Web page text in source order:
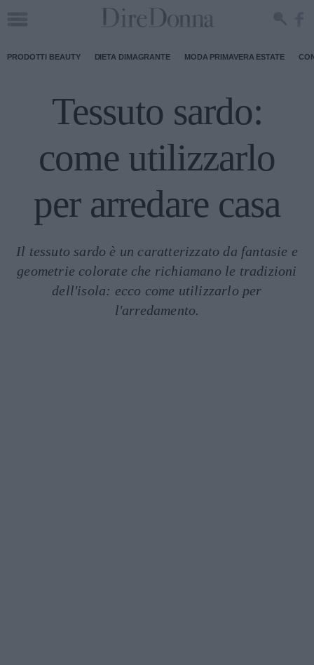
PRODOTTI BEAUTY DIETA DIMAGRANTE MODA PRIMAVERA ESTATE
Tessuto sardo:
come utilizzarlo
per arredare casa
Il tessuto sardo è un caratterizzato da fantasie e
geometrie colorate che richiamano le tradizioni
dell'isola: ecco come utilizzarlo per
l'arredamento.